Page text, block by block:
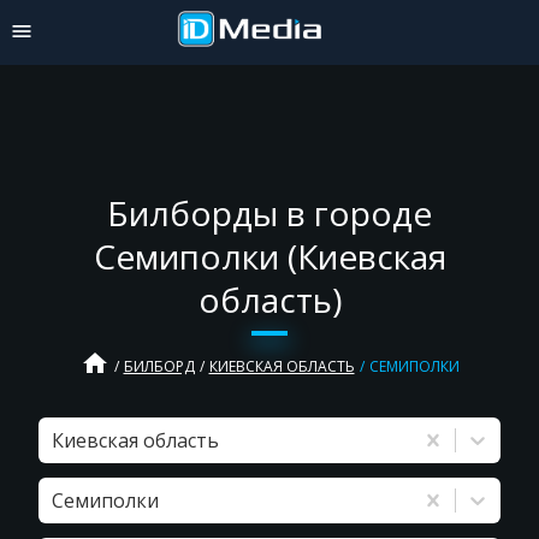
Билборды в городе
Семиполки (Киевская
область)
home БИЛБОРД КИЕВСКАЯ ОБЛАСТЬ СЕМИПОЛКИ
Киевская область
Семиполки